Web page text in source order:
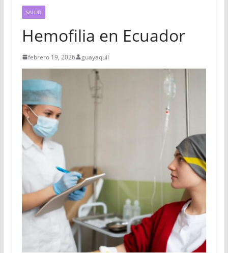
SALUD
Hemofilia en Ecuador
febrero 19, 2026 guayaquil